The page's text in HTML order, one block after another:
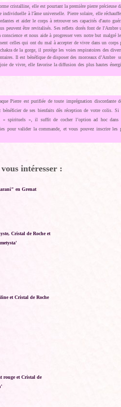
cristalline, elle est pourtant la première pierre précieuse
à l'âme universelle. Pierre solaire, elle
et aider le corps à retrouver ses capacités d'auto
peuvent être revitalisés. Ses reflets dorés font de
et nous aide à progresser vers notre but malgré
celles qui ont du mal à accepter de vivre dans un
de la gorge, il protège les voies respiratoires des
Il est bénéfique de disposer des morceaux d’Ambre
de vivre, elle favorise la diffusion des plus hautes
Pierre est purifiée de toute imprégnation discordante
bénéficier de ses bienfaits dès réception de votre colis.
« spirituels », il suffit de cocher l’option ad hoc dans
pour valider la commande, et vous pouvez inscrire
intéresser :
en Grenat
Cristal de Roche et
et Cristal de Roche
rouge et Cristal de